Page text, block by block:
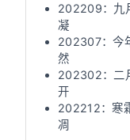
202209：九
凝
202307：今
然
202302：二
开
202212：寒
凋